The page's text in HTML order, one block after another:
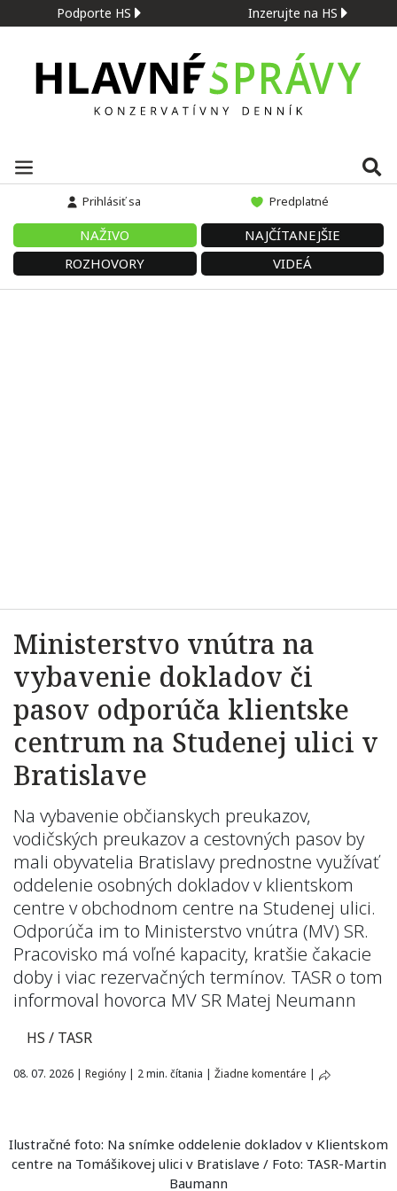
Podporte HS Inzerujte na HS
Prihlásiť sa Predplatné
NAŽIVO
NAJČÍTANEJŠIE
ROZHOVORY
VIDEÁ
Ministerstvo vnútra na
vybavenie dokladov či
pasov odporúča klientske
centrum na Studenej ulici v
Bratislave
Na vybavenie občianskych preukazov,
vodičských preukazov a cestovných pasov by
mali obyvatelia Bratislavy prednostne využívať
oddelenie osobných dokladov v klientskom
centre v obchodnom centre na Studenej ulici.
Odporúča im to Ministerstvo vnútra (MV) SR.
Pracovisko má voľné kapacity, kratšie čakacie
doby i viac rezervačných termínov. TASR o tom
informoval hovorca MV SR Matej Neumann
HS / TASR
08. 07. 2026 | Regióny | 2 min. čítania | Žiadne komentáre |
Ilustračné foto: Na snímke oddelenie dokladov v Klientskom
centre na Tomášikovej ulici v Bratislave / Foto: TASR-Martin
Baumann